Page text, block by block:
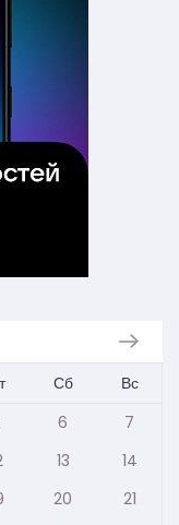
Сб
Вс
6
7
13
14
20
21